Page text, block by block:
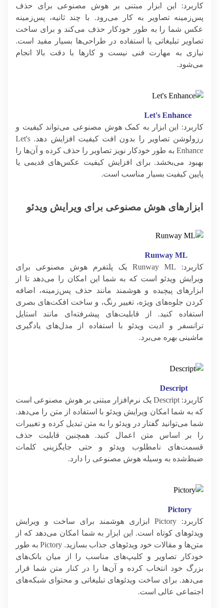
کاربرد: این ابزار مبتنی بر هوش مصنوعی برای حذف
پس‌زمینه تصاویر به کار می‌رود. با چند ثانیه، پس‌زمینه
عکس شما را به طور خودکار حذف می‌کند و برای ساخت
تصاویر تبلیغاتی یا استفاده در طراحی‌ها بسیار مفید است.
نیازی به مهارت فنی نیست و کارها با دقت بالا انجام
می‌شود.
Let's Enhance
کاربرد: این ابزار به کمک هوش مصنوعی می‌تواند کیفیت و
رزولوشن تصاویر را بدون افت کیفیت افزایش دهد. Let's
Enhance به طور خودکار نویز تصاویر را حذف کرده و آن‌ها را
بهبود می‌بخشد. برای افزایش کیفیت عکس‌های قدیمی یا
پایین کیفیت بسیار مناسب است.
ابزارهای هوش مصنوعی برای ویرایش ویدئو
Runway ML
کاربرد: Runway ML یک پلتفرم هوش مصنوعی برای
ویرایش ویدئو است که به شما این امکان را می‌دهد تا از
ابزارهای پیچیده و هوشمند مانند حذف پس‌زمینه، اضافه
کردن جلوه‌های ویژه، تغییر رنگ، و ساخت افکت‌های بصری
استفاده کنید. از قابلیت‌های پیشرفته‌ای مانند استایل
ترانسفر و ادیت ویدئو با استفاده از مدل‌های یادگیری
ماشینی بهره می‌برد.
Descript
کاربرد: Descript یک نرم‌افزار مبتنی بر هوش مصنوعی است
که به شما امکان ویرایش ویدئو با استفاده از متن را می‌دهد.
شما می‌توانید گفتار در ویدئو را به متن تبدیل کرده و تغییرات
را بر اساس متن اعمال کنید. همچنین قابلیت حذف
قسمت‌های نامطلوب ویدئو و حتی جایگزینی کلمات
ضبط‌شده به وسیله هوش مصنوعی را دارد.
Pictory
کاربرد: Pictory ابزاری هوشمند برای ساخت و ویرایش
ویدئوهای کوتاه است. این ابزار به شما امکان می‌دهد که از
متن‌ها و مقالات خود ویدئوهای جذاب بسازید. Pictory به طور
خودکار تصاویر و کلیپ‌های مناسب را از میان بانک‌های
بزرگ خود انتخاب کرده و آن‌ها را در کنار متن شما قرار
می‌دهد. برای ساخت ویدئوهای تبلیغاتی و محتوای شبکه‌های
اجتماعی عالی است.